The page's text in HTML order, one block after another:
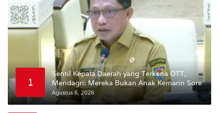
1
Sentil Kepala Daerah yang Terkena OTT,
Mendagri: Mereka Bukan Anak Kemarin Sore
Agustus 6, 2026